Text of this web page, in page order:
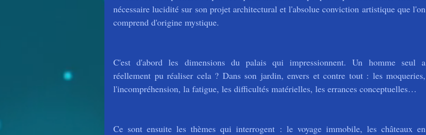
nécessaire lucidité sur son projet architectural et l'absolue conviction artistique que l'on
comprend d'origine mystique.
C'est d'abord les dimensions du palais qui impressionnent. Un homme seul a
réellement pu réaliser cela ? Dans son jardin, envers et contre tout : les moqueries,
l'incompréhension, la fatigue, les difficultés matérielles, les errances conceptuelles…
Ce sont ensuite les thèmes qui interrogent : le voyage immobile, les châteaux en